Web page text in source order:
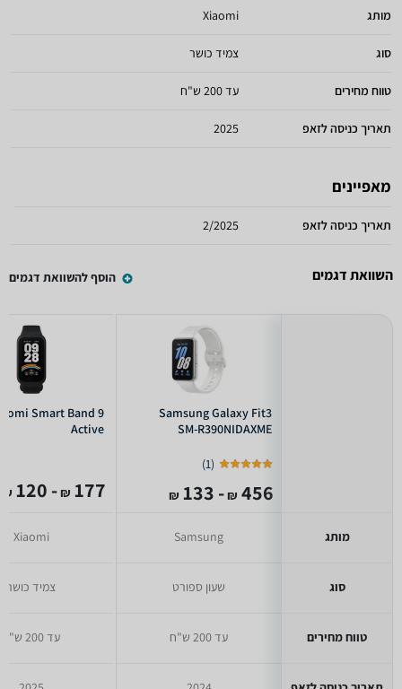
מותג Xiaomi
סוג צמיד כושר
טווח מחירים עד 200 ש"ח
תאריך כניסה לזאפ 2025
מאפיינים
תאריך כניסה לזאפ 2/2025
השוואת דגמים הוסף להשוואת דגמים
מותג
סוג
טווח מחירים
Samsung Galaxy Fit3
SM-R390NIDAXME
(
1
)
456
₪
- 133
₪
Samsung
שעון ספורט
עד 200 ש"ח
Smart Band 9
Active
177
₪
- 120
₪
Xiaomi
צמיד כושר
עד 200 ש"ח